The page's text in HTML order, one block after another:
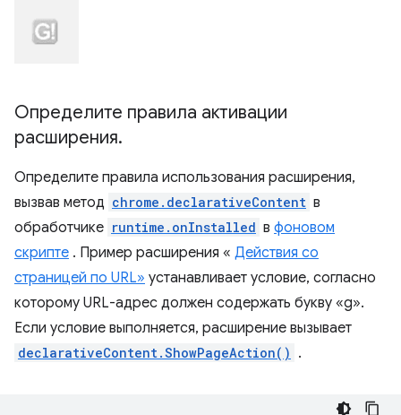
Определите правила активации
расширения.
Определите правила использования расширения,
вызвав метод chrome.declarativeContent в
обработчике runtime.onInstalled в фоновом
скрипте . Пример расширения « Действия со
страницей по URL» устанавливает условие, согласно
которому URL-адрес должен содержать букву «g».
Если условие выполняется, расширение вызывает
declarativeContent.ShowPageAction() .